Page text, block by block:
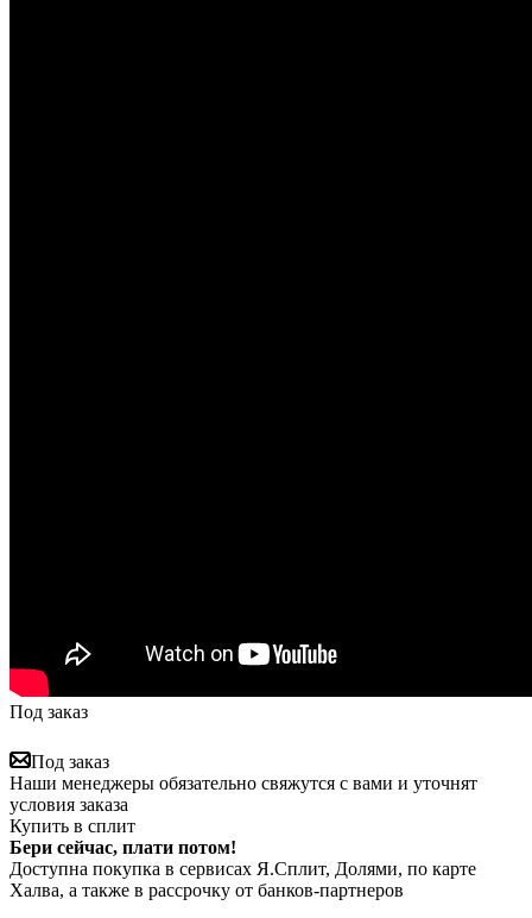
Под заказ
Под заказ
Наши менеджеры обязательно свяжутся с вами и уточнят
условия заказа
Купить в сплит
Бери сейчас, плати потом!
Доступна покупка в сервисах Я.Сплит, Долями, по карте
Халва, а также в рассрочку от банков-партнеров